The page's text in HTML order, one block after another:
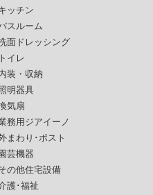
ッチン
スルーム
面ドレッシング
トイレ
装・収納
明器具
気扇
務用ジアイーノ
まわり･ポスト
園芸機器
の他住宅設備
護･福祉